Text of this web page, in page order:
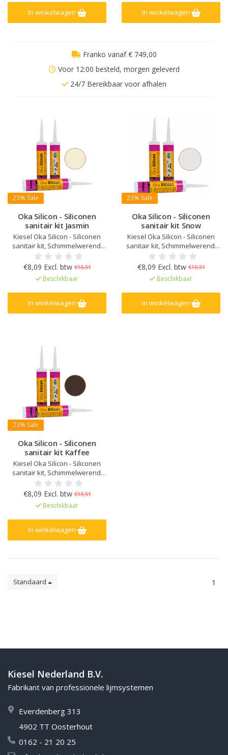
mechanisch belastbaar en
slijtvast
In winkelwagen
mechanisch belastbaar en
slijtvast
In winkelwagen
Franko vanaf € 749,00
Voor 12:00 besteld, morgen geleverd
24/7 Bereikbaar voor afhalen
23% Sale
Oka Silicon - Siliconen
sanitair kit Jasmin
Kiesel Oka Silicon - Siliconen
sanitair kit, Schimmelwerend,
Verouderings- en UV bestendig,
Elastisch na uitharding, Kleur
afgestemd op Kiesel Servoperl
Royal, Zeer lage emissie
EC1Plus gelicentieerd
€8,09 Excl. btw €10,51
Beschikbaar
In winkelwagen
23% Sale
Oka Silicon - Siliconen
sanitair kit Snow
Kiesel Oka Silicon - Siliconen
sanitair kit, Schimmelwerend,
Verouderings- en UV bestendig,
Elastisch na uitharding, Kleur
afgestemd op Kiesel Servoperl
Royal, Zeer lage emissie
EC1Plus gelicentieerd
€8,09 Excl. btw €10,51
Beschikbaar
In winkelwagen
23% Sale
Oka Silicon - Siliconen
sanitair kit Kaffee
Kiesel Oka Silicon - Siliconen
sanitair kit, Schimmelwerend,
Verouderings- en UV bestendig,
Elastisch na uitharding, Kleur
afgestemd op Kiesel Servoperl
Royal, Zeer lage emissie
EC1Plus gelicentieerd
€8,09 Excl. btw €10,51
Beschikbaar
In winkelwagen
Standaard 1
Kiesel Nederland B.V.
Fabrikant van professionele lijmsystemen
Everdenberg 313
4902 TT Oosterhout
0162 - 21 20 25